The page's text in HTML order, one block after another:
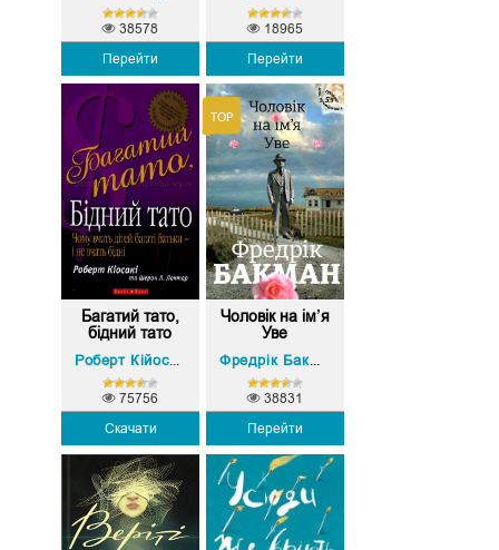
Перейти
38578
Перейти
18965
Багатий тато,
бідний тато
Роберт Кійосакі
Скачати
75756
Чоловік на ім’я
Уве
Фредрік Бакман
Перейти
38831